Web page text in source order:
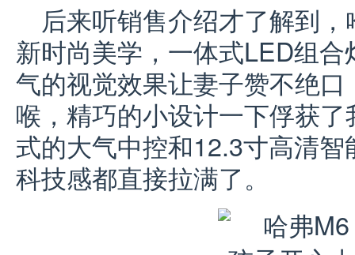
后来听销售介绍才了解到
新时尚美学，一体式LED组合
气的视觉效果让妻子赞不绝
喉，精巧的小设计一下俘获
式的大气中控和12.3寸高清
科技感都直接拉满了。